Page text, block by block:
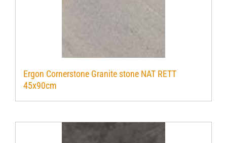
Ergon Cornerstone Granite stone NAT RETT
45x90cm